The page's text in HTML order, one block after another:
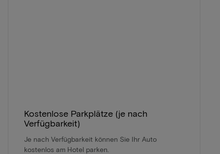
Kostenlose Parkplätze (je nach
Verfügbarkeit)
Je nach Verfügbarkeit können Sie Ihr Auto
kostenlos am Hotel parken.